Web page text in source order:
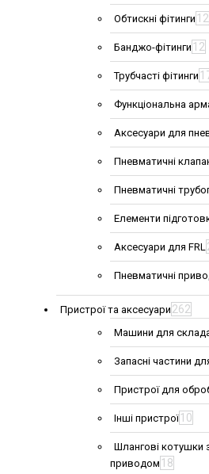
Обтискні фітинги 12
Банджо-фітинги 12
Трубчасті фітинги
Функціональна
Аксесуари для
Пневматичні
Пневматичні
Елементи
Аксесуари для FRL
Пневматичні
Пристрої та аксесуари 262
Машини для
Запасні частини
Пристрої для
Інші пристрої 10
Шлангові котушки
приводом 18